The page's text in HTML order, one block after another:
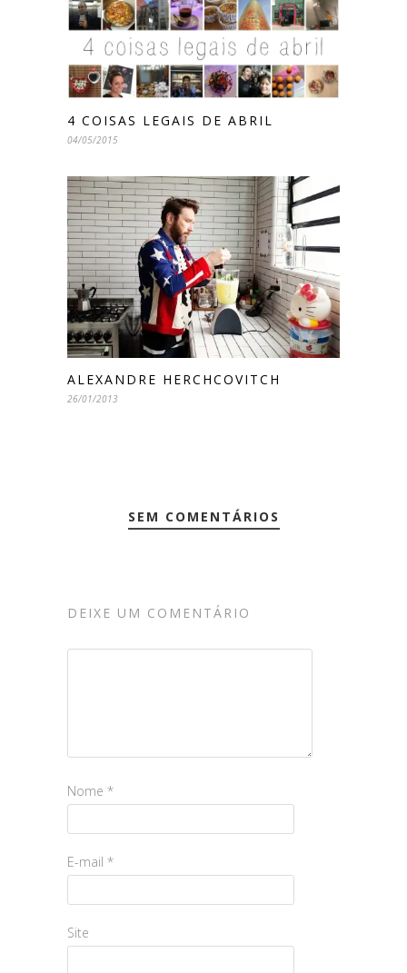
4 COISAS LEGAIS DE ABRIL
04/05/2015
ALEXANDRE HERCHCOVITCH
26/01/2013
SEM COMENTÁRIOS
DEIXE UM COMENTÁRIO
Nome *
E-mail *
Site